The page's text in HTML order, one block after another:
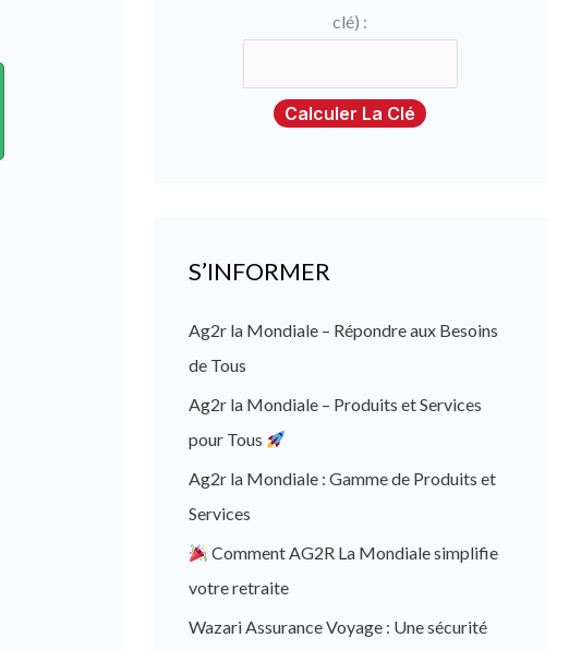
clé) :
Calculer La Clé
S’INFORMER
Ag2r la Mondiale – Répondre aux Besoins
de Tous
Ag2r la Mondiale – Produits et Services
pour Tous
Ag2r la Mondiale : Gamme de Produits et
Services
Comment AG2R La Mondiale simplifie
votre retraite
Wazari Assurance Voyage : Une sécurité